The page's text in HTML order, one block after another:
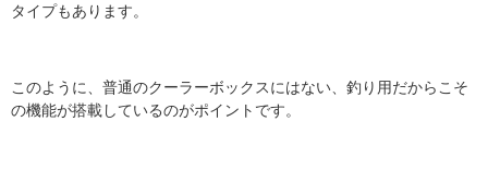
タイプもあります。
このように、普通のクーラーボックスにはない、釣り用だからこそ
の機能が搭載しているのがポイントです。